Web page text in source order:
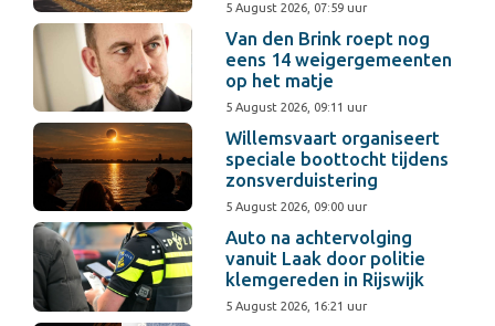
5 August 2026, 07:59 uur
Van den Brink roept nog
eens 14 weigergemeenten
op het matje
5 August 2026, 09:11 uur
Willemsvaart organiseert
speciale boottocht tijdens
zonsverduistering
5 August 2026, 09:00 uur
Auto na achtervolging
vanuit Laak door politie
klemgereden in Rijswijk
5 August 2026, 16:21 uur